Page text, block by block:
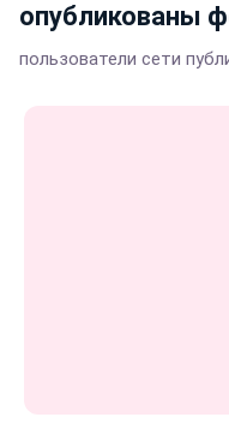
опубликованы
пользователи сети